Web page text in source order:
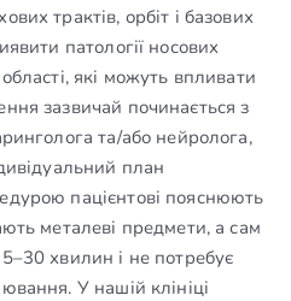
трактів, орбіт і базових
патології носових
які можуть впливати
зазвичай починається з
та/або нейролога,
план
пацієнтові пояснюють
металеві предмети, а сам
хвилин і не потребує
У нашій клініці